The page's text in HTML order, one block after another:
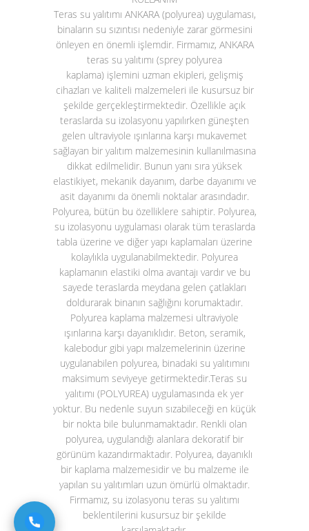
Teras su yalıtımı ANKARA (polyurea)uygulaması,
binaların su sızıntısı nedeniyle zarar görmesini
önleyen en önemli işlemdir. Firmamız, ANKARA
teras su yalıtımı (sprey polyurea
kaplama)işlemini uzman ekipleri, gelişmiş
cihazları ve kaliteli malzemeleri ile kusursuz bir
şekilde gerçekleştirmektedir. Özellikle açık
teraslarda su izolasyonu yapılırken güneşten
gelen ultraviyole ışınlarına karşı mukavemet
sağlayan bir yalıtım malzemesinin kullanılmasına
dikkat edilmelidir. Bunun yanı sıra yüksek
elastikiyet, mekanik dayanım, darbe dayanımı ve
asit dayanımı da önemli noktalar arasındadır.
Polyurea, bütün bu özelliklere sahiptir. Polyurea,
su izolasyonu uygulaması olarak tüm teraslarda
tabla üzerine ve diğer yapı kaplamaları üzerine
kolaylıkla uygulanabilmektedir. Polyurea
kaplamanın elastiki olma avantajı vardır ve bu
sayede teraslarda meydana gelen çatlakları
doldurarak binanın sağlığını korumaktadır.
Polyurea kaplama malzemesi ultraviyole
ışınlarına karşı dayanıklıdır. Beton, seramik,
kalebodur gibi yapı malzemelerinin üzerine
uygulanabilen polyurea, binadaki su yalıtımını
maksimum seviyeye getirmektedir.Teras su
yalıtımı (POLYUREA) uygulamasında ek yer
yoktur. Bu nedenle suyun sızabileceği en küçük
bir nokta bile bulunmamaktadır. Renkli olan
polyurea, uygulandığı alanlara dekoratif bir
görünüm kazandırmaktadır. Polyurea, dayanıklı
bir kaplama malzemesidir ve bu malzeme ile
yapılan su yalıtımları uzun ömürlü olmaktadır.
Firmamız, su izolasyonu teras su yalıtımı
beklentilerini kusursuz bir şekilde